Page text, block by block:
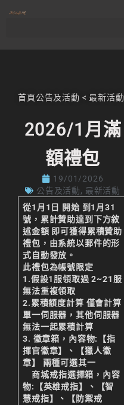
首頁公告及活動 <最新活動
2026/1月滿
額禮包
19/01/2026
公告及活動, 最新活動
從1月1日 開始 到1月31
號，累計贊助達到下方敘
述金額 即可獲得累積贊助
禮包，由系統以郵件的形
式自動發放。
此禮包為帳號限定
1.假設1服領取過 2~21服
無法重複領取
2.累積額度計算 僅會計算
單一伺服器，其他伺服器
無法一起累積計算
3. 徽章箱，內容物:【指
揮官徽章】、【獵人徽
章】 兩種可選其一
商城戒指選擇箱，內容
物:【英雄戒指】、【智
慧戒指】、【防禦戒